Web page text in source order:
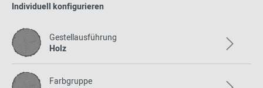
Individuell konfigurieren
Gestellausführung
Holz
Farbgruppe